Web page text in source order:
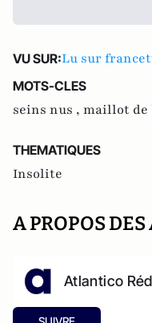
VU SUR:Lu sur
MOTS-CLES
seins nus , maillot de
THEMATIQUES
Insolite
A PROPOS
Atlantico